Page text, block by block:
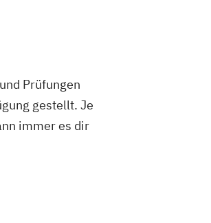
Prüfungen
gestellt. Je
immer es dir